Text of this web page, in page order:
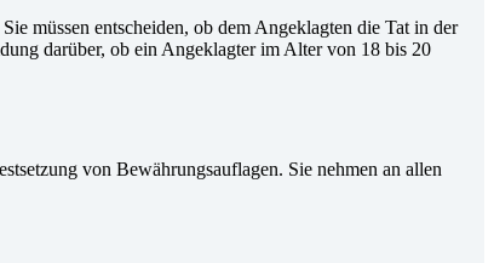
müssen entscheiden, ob dem Angeklagten die Tat in der
darüber, ob ein Angeklagter im Alter von 18 bis 20
von Bewährungsauflagen. Sie nehmen an allen